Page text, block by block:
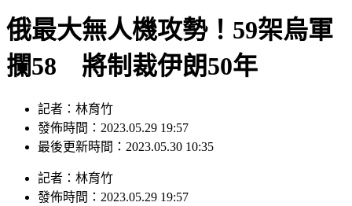
俄最大無人機攻勢！59架烏軍
攔58 將制裁伊朗50年
記者：林育竹
發佈時間：2023.05.29 19:57
最後更新時間：2023.05.30 10:35
記者 ： 林育竹
發佈時間： 2023.05.29 19:57